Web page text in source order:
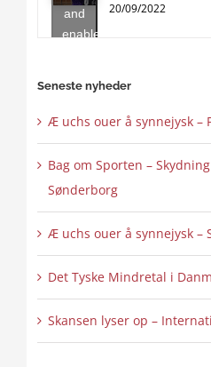
and
enable
20/09/2022
Seneste nyheder
Æ uchs ouer å synnejysk –
Bag om Sporten –
Sønderborg
Æ uchs ouer å synnejysk –
Det Tyske Mindretal i
Skansen lyser op –